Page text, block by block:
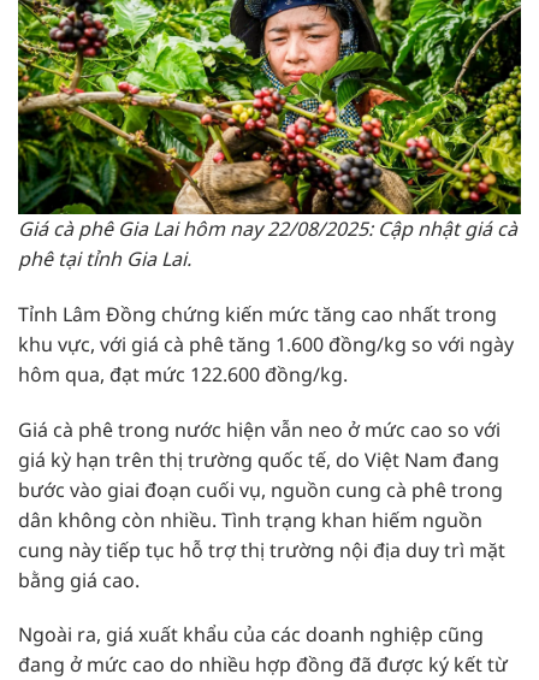
Giá cà phê Gia Lai hôm nay 22/08/2025: Cập nhật giá cà
phê tại tỉnh Gia Lai.
Tỉnh Lâm Đồng chứng kiến mức tăng cao nhất trong
khu vực, với giá cà phê tăng 1.600 đồng/kg so với ngày
hôm qua, đạt mức 122.600 đồng/kg.
Giá cà phê trong nước hiện vẫn neo ở mức cao so với
giá kỳ hạn trên thị trường quốc tế, do Việt Nam đang
bước vào giai đoạn cuối vụ, nguồn cung cà phê trong
dân không còn nhiều. Tình trạng khan hiếm nguồn
cung này tiếp tục hỗ trợ thị trường nội địa duy trì mặt
bằng giá cao.
Ngoài ra, giá xuất khẩu của các doanh nghiệp cũng
đang ở mức cao do nhiều hợp đồng đã được ký kết từ